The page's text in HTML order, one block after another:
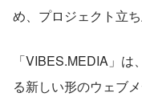
め、プロジェクト立
「VIBES.MEDIA」
る新しい形のウェブ